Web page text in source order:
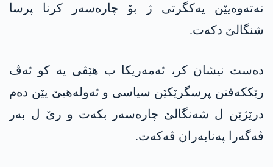
نەتەوەیێن یەکگرتی ژ بۆ چارەسەر کرنا پرسا
شنگالێ دکەت.
ده‌ست نیشان كر، ئه‌مه‌ریكا ب هێڤی یه‌ کو ئه‌ڤ
رێككه‌فتن پرسگرێکێن سیاسی و ئەولەھیێ یێن دەم
درێژێن ل شەنگالێ چارەسەر بکەت و رێ ل بەر
ڤەگەرا پەنابەران ڤه‌كه‌ت.